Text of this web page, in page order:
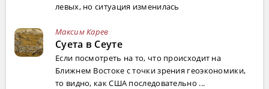
левых, но ситуация изменилась
Максим Карев
Суета в Сеуте
Если посмотреть на то, что происходит на
Ближнем Востоке с точки зрения геоэкономики,
то видно, как США последовательно ...